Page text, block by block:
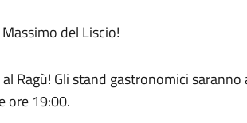
del Liscio!
Ragù! Gli stand gastronomici
ore 19:00.